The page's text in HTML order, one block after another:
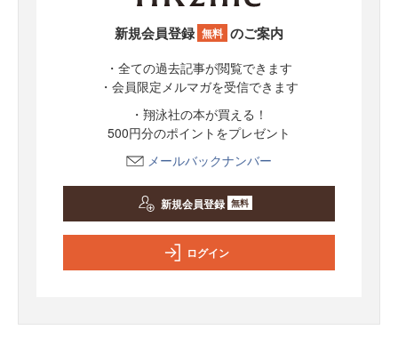
新規会員登録 無料 のご案内
・全ての過去記事が閲覧できます
・会員限定メルマガを受信できます
・翔泳社の本が買える！
500円分のポイントをプレゼント
メールバックナンバー
新規会員登録 無料
ログイン